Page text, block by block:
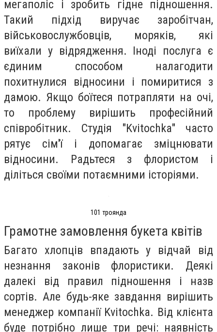
мегаполіс і зробить гідне підношення.
Такий підхід виручає заробітчан,
військовослужбовців, моряків, які
виїхали у відрядження. Іноді послуга є
єдиним способом налагодити
похитнулися відносини і помиритися з
дамою. Якщо боїтеся потрапляти на очі,
то проблему вирішить професійний
співробітник. Студія "Kvitochka" часто
рятує сім'ї і допомагає зміцнювати
відносини. Радьтеся з флористом і
діліться своїми потаємними історіями.
101 троянда
Грамотне замовлення букета квітів
Багато хлопців впадають у відчай від
незнання законів флористики. Деякі
далекі від правил підношення і назв
сортів. Але будь-яке завдання вирішить
менеджер компанії Kvitochka. Від клієнта
буде потрібно лише три речі: наявність